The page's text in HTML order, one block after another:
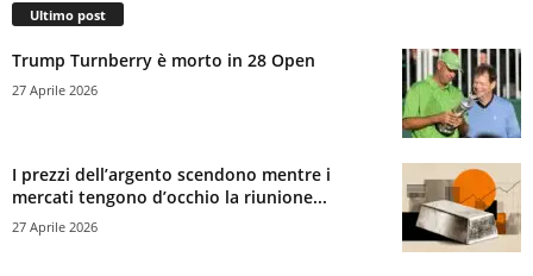
Ultimo post
Trump Turnberry è morto in 28 Open
27 Aprile 2026
I prezzi dell’argento scendono mentre i
mercati tengono d’occhio la riunione...
27 Aprile 2026